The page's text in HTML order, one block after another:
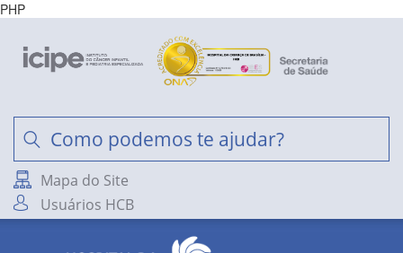
PHP
Mapa do Site
Usuários HCB